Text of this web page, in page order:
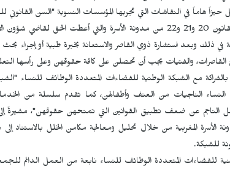
ضرورة ملحة لإلغاء مقتضيات القانون 20 و21 و22 من مدونة الأسرة والتي أعطت
ذلك وبعد استشارة ذوي القاصر والاستعانة بخبرة طبية أو إجراء
القاصرات، والفتيات يجب أن تحصلن على كافة حقوقهن وعلى رأسها
مع الشبكة الوطنية للفضاءات المتعددة الوظائف للنساء
الناجيات من العنف وأطفالهن، كما تقدم سلسلة من الخدمات
الناجم عن ضعف تطبيق القوانين التي تمنحهن حقوقهن"، مشيرةً
الأسرة المغربية من خلال تحليل ومعالجة مكامن الخلل بالاستناد
للشبكة.
للفضاءات المتعددة الوظائف للنساء نابعة من العمل الدائم